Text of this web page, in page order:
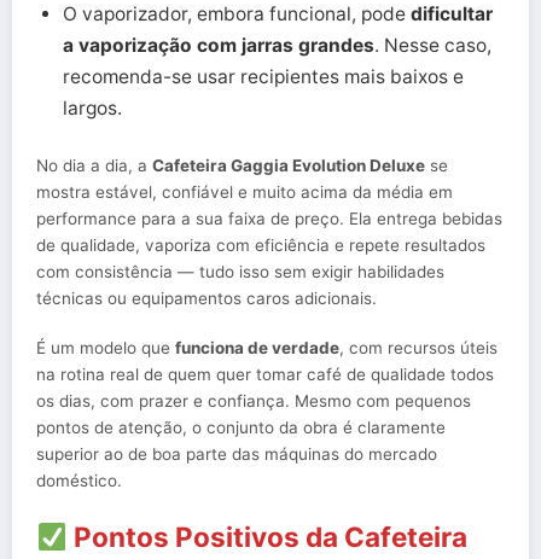
O vaporizador, embora funcional, pode dificultar
a vaporização com jarras grandes. Nesse caso,
recomenda-se usar recipientes mais baixos e
largos.
No dia a dia, a Cafeteira Gaggia Evolution Deluxe se
mostra estável, confiável e muito acima da média em
performance para a sua faixa de preço. Ela entrega bebidas
de qualidade, vaporiza com eficiência e repete resultados
com consistência — tudo isso sem exigir habilidades
técnicas ou equipamentos caros adicionais.
É um modelo que funciona de verdade, com recursos úteis
na rotina real de quem quer tomar café de qualidade todos
os dias, com prazer e confiança. Mesmo com pequenos
pontos de atenção, o conjunto da obra é claramente
superior ao de boa parte das máquinas do mercado
doméstico.
Pontos Positivos da Cafeteira